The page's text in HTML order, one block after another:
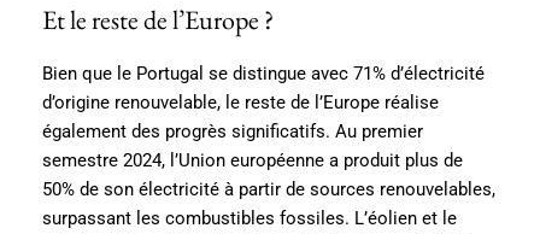
Et le reste de l’Europe ?
Bien que le Portugal se distingue avec 71% d’électricité
d’origine renouvelable, le reste de l’Europe réalise
également des progrès significatifs. Au premier
semestre 2024, l’Union européenne a produit plus de
50% de son électricité à partir de sources renouvelables,
surpassant les combustibles fossiles. L’éolien et le